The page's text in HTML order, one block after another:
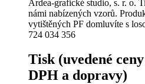
Ardea-grafické studio, s. r. o.
námi nabízených vzorů.
vytištěných PF domluvíte s
724 034 356
Tisk(uvedené
DPH a dopravy)